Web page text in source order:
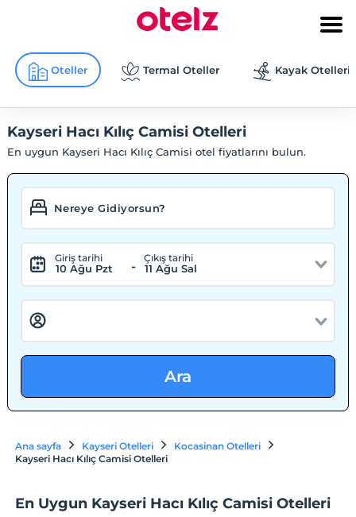
Oteller Termal Oteller Kayak Otelleri
Kayseri Hacı Kılıç Camisi Otelleri
En uygun Kayseri Hacı Kılıç Camisi otel fiyatlarını bulun.
Giriş tarihi
10 Ağu Pzt -
Çıkış tarihi
11 Ağu Sal
Ara
Ana sayfa Kayseri Otelleri
Kocasinan Otelleri
Kayseri Hacı Kılıç Camisi Otelleri
En Uygun Kayseri Hacı Kılıç Camisi Otelleri